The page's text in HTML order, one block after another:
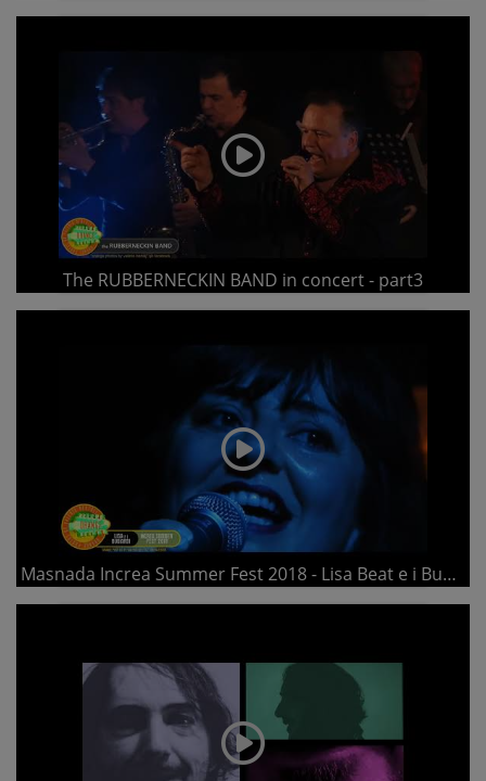
The RUBBERNECKIN BAND in concert - part3
Masnada Increa Summer Fest 2018 - Lisa Beat e i Bugiardi - part 2